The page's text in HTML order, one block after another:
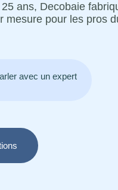
ans, Decobaie
mesure pour les pros
avec un expert